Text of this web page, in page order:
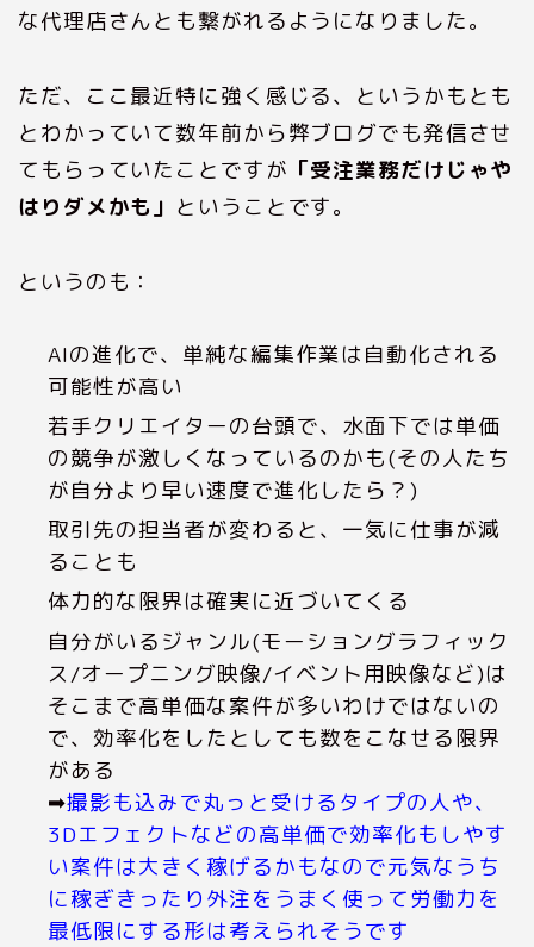
な代理店さんとも繋がれるようになりました。
ただ、ここ最近特に強く感じる、というかもとも
とわかっていて数年前から弊ブログでも発信させ
てもらっていたことですが 「受注業務だけじゃや
はりダメかも」 ということです。
というのも：
AIの進化で、単純な編集作業は自動化される
可能性が高い
若手クリエイターの台頭で、水面下では単価
の競争が激しくなっているのかも(その人たち
が自分より早い速度で進化したら？)
取引先の担当者が変わると、一気に仕事が減
ることも
体力的な限界は確実に近づいてくる
自分がいるジャンル(モーショングラフィック
ス/オープニング映像/イベント用映像など)は
そこまで高単価な案件が多いわけではないの
で、効率化をしたとしても数をこなせる限界
がある
➡撮影も込みで丸っと受けるタイプの人や、
3Dエフェクトなどの高単価で効率化もしやす
い案件は大きく稼げるかもなので元気なうち
に稼ぎきったり外注をうまく使って労働力を
最低限にする形は考えられそうです